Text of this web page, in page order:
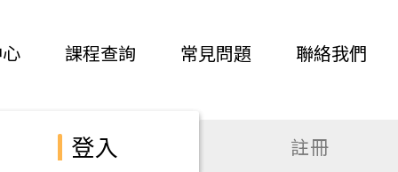
課程查詢 常見問題 聯絡我們
登入 註冊